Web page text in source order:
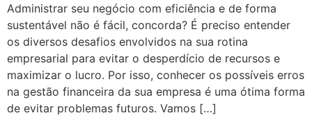
Administrar seu negócio com eficiência e de forma
sustentável não é fácil, concorda? É preciso entender
os diversos desafios envolvidos na sua rotina
empresarial para evitar o desperdício de recursos e
maximizar o lucro. Por isso, conhecer os possíveis erros
na gestão financeira da sua empresa é uma ótima forma
de evitar problemas futuros. Vamos […]